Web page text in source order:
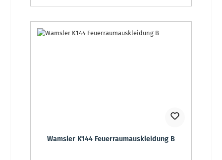
Wamsler K144 Feuerraumauskleidung B